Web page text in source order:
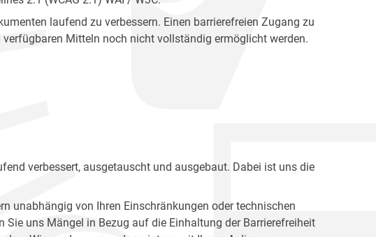
laufend zu verbessern. Einen barrierefreien Zugang zu
Mitteln noch nicht vollständig ermöglicht werden.
verbessert, ausgetauscht und ausgebaut. Dabei ist uns die
unabhängig von Ihren Einschränkungen oder technischen
uns Mängel in Bezug auf die Einhaltung der Barrierefreiheit